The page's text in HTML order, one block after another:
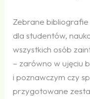
Zebrane
dla studentów,
wszystkich osób
– zarówno w ujęciu
i poznawczym czy
przygotowane